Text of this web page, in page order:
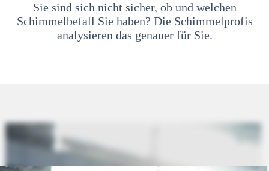
Sie sind sich nicht sicher, ob und welchen
Schimmelbefall Sie haben? Die Schimmelprofis
analysieren das genauer für Sie.